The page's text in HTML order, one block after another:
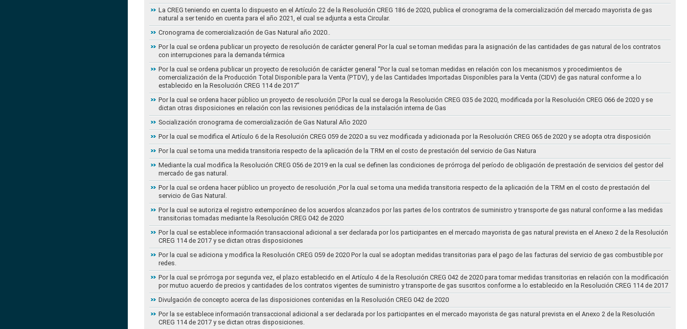
La CREG teniendo en cuenta lo dispuesto en el Artículo 22 de la Resolución CREG 186 de 2020, publica el cronograma de la comercialización del mercado mayorista de gas
natural a ser tenido en cuenta para el año 2021, el cual se adjunta a esta Circular.
Cronograma de comercialización de Gas Natural año 2020..
Por la cual se ordena publicar un proyecto de resolución de carácter general Por la cual se toman medidas para la asignación de las cantidades de gas natural de los contratos
con interrupciones para la demanda térmica
Por la cual se ordena publicar un proyecto de resolución de carácter general “Por la cual se toman medidas en relación con los mecanismos y procedimientos de
comercialización de la Producción Total Disponible para la Venta (PTDV), y de las Cantidades Importadas Disponibles para la Venta (CIDV) de gas natural conforme a lo
establecido en la Resolución CREG 114 de 2017”
Por la cual se ordena hacer público un proyecto de resolución 􀂴Por la cual se deroga la Resolución CREG 035 de 2020, modificada por la Resolución CREG 066 de 2020 y se
dictan otras disposiciones en relación con las revisiones periódicas de la instalación interna de Gas
Socialización cronograma de comercialización de Gas Natural Año 2020
Por la cual se modifica el Artículo 6 de la Resolución CREG 059 de 2020 a su vez modificada y adicionada por la Resolución CREG 065 de 2020 y se adopta otra disposición
Por la cual se toma una medida transitoria respecto de la aplicación de la TRM en el costo de prestación del servicio de Gas Natura
Mediante la cual modifica la Resolución CREG 056 de 2019 en la cual se definen las condiciones de prórroga del período de obligación de prestación de servicios del gestor del
mercado de gas natural.
Por la cual se ordena hacer público un proyecto de resolución ,Por la cual se toma una medida transitoria respecto de la aplicación de la TRM en el costo de prestación del
servicio de Gas Natural.
Por la cual se autoriza el registro extemporáneo de los acuerdos alcanzados por las partes de los contratos de suministro y transporte de gas natural conforme a las medidas
transitorias tomadas mediante la Resolución CREG 042 de 2020
Por la cual se establece información transaccional adicional a ser declarada por los participantes en el mercado mayorista de gas natural prevista en el Anexo 2 de la Resolución
CREG 114 de 2017 y se dictan otras disposiciones
Por la cual se adiciona y modifica la Resolución CREG 059 de 2020 Por la cual se adoptan medidas transitorias para el pago de las facturas del servicio de gas combustible por
redes.
Por la cual se prórroga por segunda vez, el plazo establecido en el Artículo 4 de la Resolución CREG 042 de 2020 para tomar medidas transitorias en relación con la modificación
por mutuo acuerdo de precios y cantidades de los contratos vigentes de suministro y transporte de gas suscritos conforme a lo establecido en la Resolución CREG 114 de 2017
Divulgación de concepto acerca de las disposiciones contenidas en la Resolución CREG 042 de 2020
Por la se establece información transaccional adicional a ser declarada por los participantes en el mercado mayorista de gas natural prevista en el Anexo 2 de la Resolución
CREG 114 de 2017 y se dictan otras disposiciones.